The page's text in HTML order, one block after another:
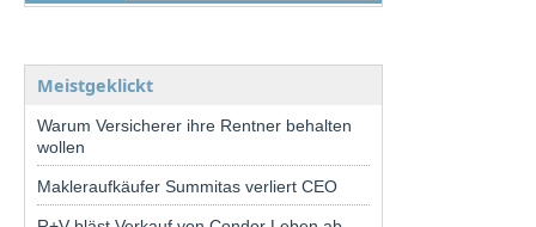
Meistgeklickt
Warum Versicherer ihre Rentner behalten
wollen
Makleraufkäufer Summitas verliert CEO